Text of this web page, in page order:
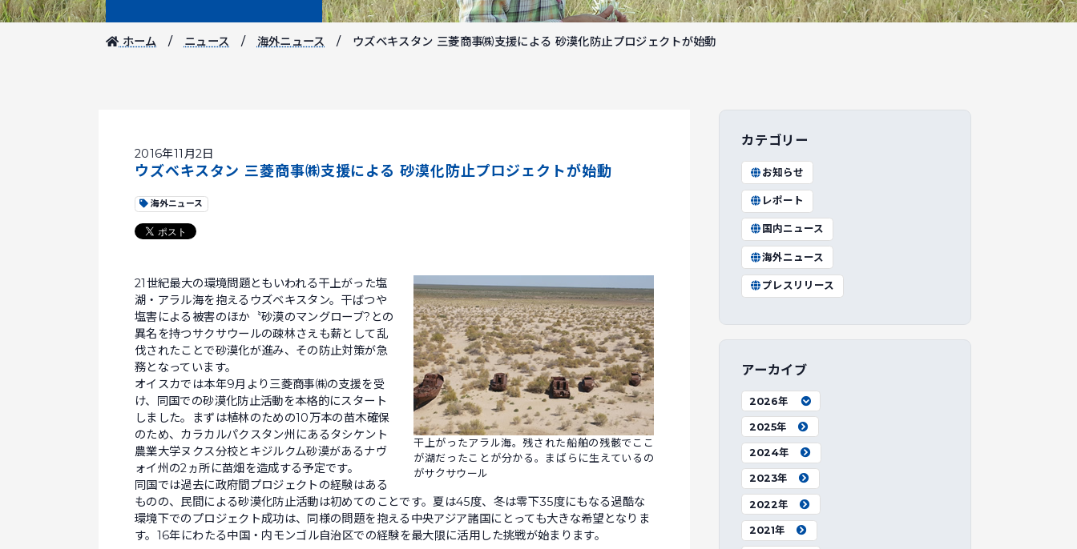
ホーム ニュース 海外ニュース ウズベキスタン 三菱商事㈱支援による 砂漠化防止プロジェクトが始動
2016年11月2日
ウズベキスタン 三菱商事㈱支援による 砂漠化防止プロジェクトが始動
海外ニュース
干上がったアラル海。残された船舶の残骸でここ
が湖だったことが分かる。まばらに生えているの
がサクサウール
21世紀最大の環境問題ともいわれる干上がった塩
湖・アラル海を抱えるウズベキスタン。干ばつや
塩害による被害のほか〝砂漠のマングローブ?との
異名を持つサクサウールの疎林さえも薪として乱
伐されたことで砂漠化が進み、その防止対策が急
務となっています。
オイスカでは本年9月より三菱商事㈱の支援を受
け、同国での砂漠化防止活動を本格的にスタート
しました。まずは植林のための10万本の苗木確保
のため、カラカルパクスタン州にあるタシケント
農業大学ヌクス分校とキジルクム砂漠があるナヴ
ォイ州の2ヵ所に苗畑を造成する予定です。
同国では過去に政府間プロジェクトの経験はある
ものの、民間による砂漠化防止活動は初めてのことです。夏は45度、冬は零下35度にもなる過酷な
環境下でのプロジェクト成功は、同様の問題を抱える中央アジア諸国にとっても大きな希望となりま
す。16年にわたる中国・内モンゴル自治区での経験を最大限に活用した挑戦が始まります。
カテゴリー
お知らせ
レポート
国内ニュース
海外ニュース
プレスリリース
アーカイブ
2026年
2025年
2024年
2023年
2022年
2021年